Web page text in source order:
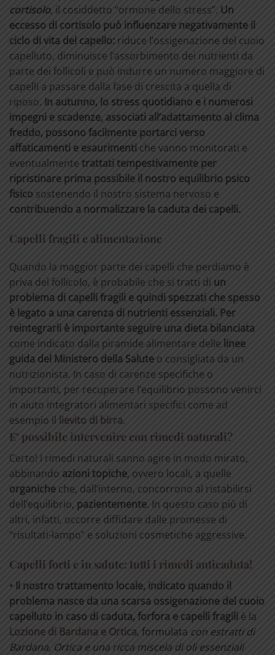
cortisolo, il cosiddetto “ormone dello stress”. Un
eccesso di cortisolo può influenzare negativamente il
ciclo di vita del capello: riduce l’ossigenazione del cuoio
capelluto, diminuisce l’assorbimento dei nutrienti da
parte dei follicoli e può indurre un numero maggiore di
capelli a passare dalla fase di crescita a quella di
riposo. In autunno, lo stress quotidiano e i numerosi
impegni e scadenze, associati all’adattamento al clima
freddo, possono facilmente portarci verso
affaticamenti e esaurimenti che vanno monitorati e
eventualmente trattati tempestivamente per
ripristinare prima possibile il nostro equilibrio psico
fisico sostenendo il nostro sistema nervoso e
contribuendo a normalizzare la caduta dei capelli.
Capelli fragili e alimentazione
Quando la maggior parte dei capelli che perdiamo è
priva del follicolo, è probabile che si tratti di un
problema di capelli fragili e quindi spezzati che spesso
è legato a una carenza di nutrienti essenziali. Per
reintegrarli è importante seguire una dieta bilanciata
come indicato dalla piramide alimentare delle linee
guida del Ministero della Salute o consigliata da un
nutrizionista. In caso di carenze specifiche o
importanti, per recuperare l’equilibrio possono venirci
in aiuto integratori alimentari specifici come ad
esempio il lievito di birra.
E’ possibile intervenire con rimedi naturali?
Certo! I rimedi naturali sanno agire in modo mirato,
abbinando azioni topiche, ovvero locali, a quelle
organiche che, dall’interno, concorrono al ristabilirsi
dell’equilibrio, pazientemente. In questo caso più di
altri, infatti, occorre diffidare dalle promesse di
“risultati-lampo” e soluzioni cosmetiche aggressive.
Capelli forti e in salute: tutti i rimedi anticaduta!
• Il nostro trattamento locale, indicato quando il
problema nasce da una scarsa ossigenazione del cuoio
capelluto in caso di caduta, forfora e capelli fragili è la
Lozione di Bardana e Ortica, formulata con estratti di
Bardana, Ortica e una ricca miscela di oli essenziali